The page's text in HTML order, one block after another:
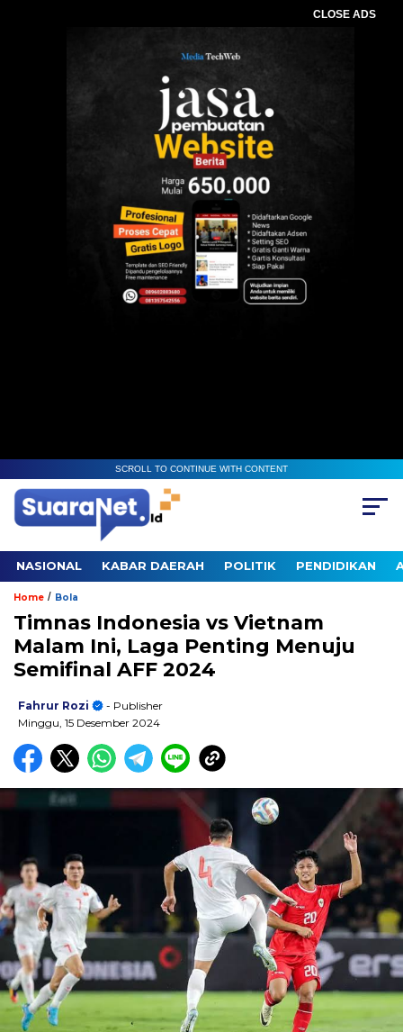
CLOSE ADS
SCROLL TO CONTINUE WITH CONTENT
NASIONAL KABAR DAERAH POLITIK PENDIDIKAN
Home / Bola
Timnas Indonesia vs Vietnam
Malam Ini, Laga Penting Menuju
Semifinal AFF 2024
Fahrur Rozi
- Publisher
Minggu, 15 Desember 2024